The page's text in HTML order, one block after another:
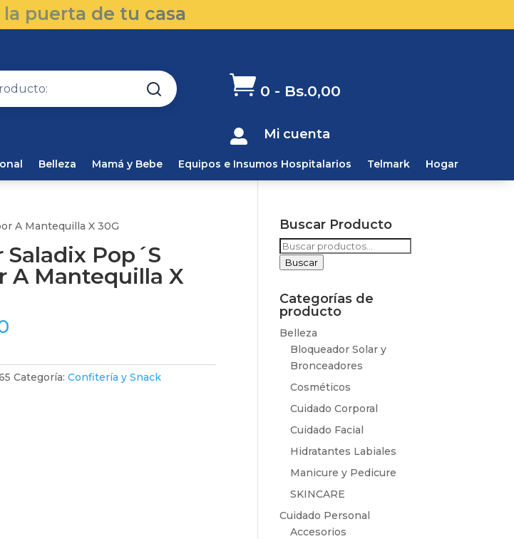
la puerta de tu casa
 0 - Bs.0,00
 Mi cuenta
Belleza Mamá y Bebe Equipos e Insumos Hospitalarios Telmark Hogar
A Mantequilla X 30G
Saladix Pop´S
A Mantequilla X
Categoría:Confitería y Snack
Buscar Producto
Buscar
por:
Buscar
Categorías de
producto
Belleza
Bloqueador Solar y
Bronceadores
Cosméticos
Cuidado Corporal
Cuidado Facial
Hidratantes Labiales
Manicure y Pedicure
SKINCARE
Cuidado Personal
Accesorios